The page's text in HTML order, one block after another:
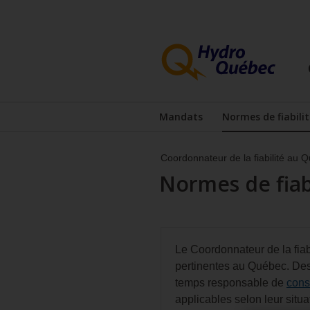
principal
de
pied
de
Mandats
Normes de
Page
Coordonnateur de la fiabilité au
Normes de
Le Coordonnateur de la
pertinentes au Québec.
temps responsable de
applicables selon leur